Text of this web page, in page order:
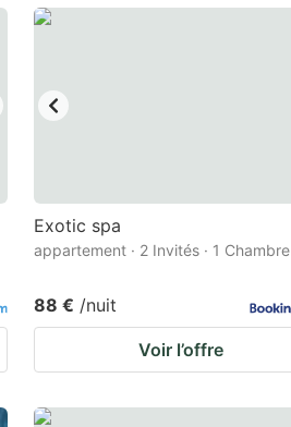
Exotic spa
appartement · 2 Invités · 1 Chambre
88 € /nuit
Voir l’offre